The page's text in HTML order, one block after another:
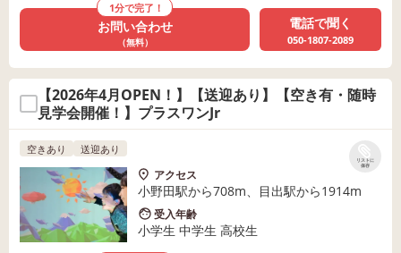
1分で完了！
お問い合わせ
（無料）
電話で聞く
050-1807-2089
【2026年4月OPEN！】【送迎あり】【空き有・随時
見学会開催！】プラスワンJr
リストに
保存
空きあり 送迎あり
アクセス
小野田駅から708m、目出駅から1914m
受入年齢
小学生 中学生 高校生